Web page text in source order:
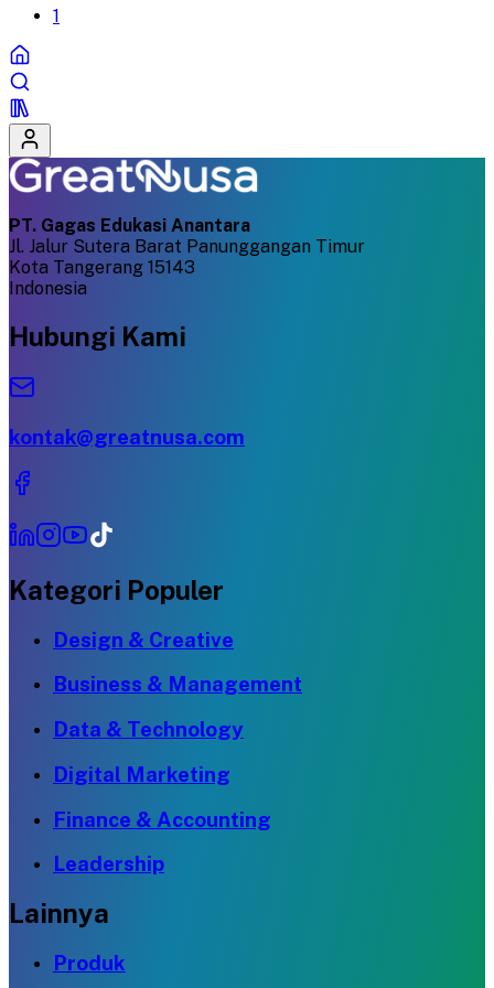
1
PT. Gagas Edukasi Anantara
Jl. Jalur Sutera Barat Panunggangan Timur
Kota Tangerang 15143
Indonesia
Hubungi Kami
kontak@greatnusa.com
Kategori Populer
Design & Creative
Business & Management
Data & Technology
Digital Marketing
Finance & Accounting
Leadership
Lainnya
Produk